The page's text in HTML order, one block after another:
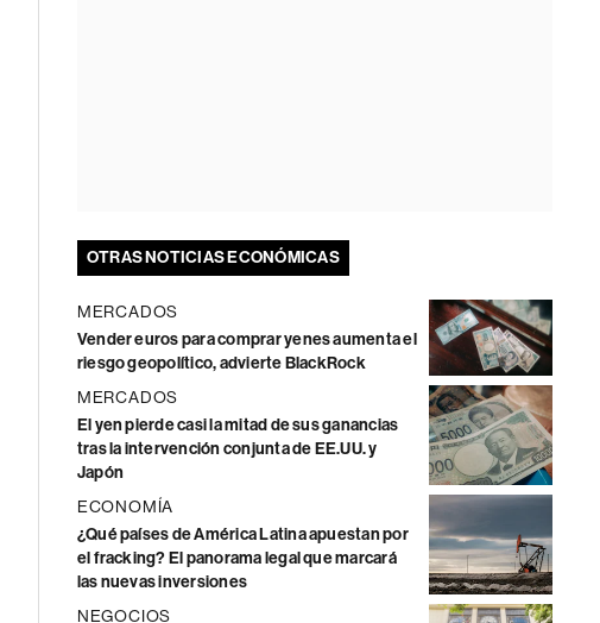
OTRAS NOTICIAS ECONÓMICAS
MERCADOS
Vender euros para comprar yenes aumenta el
riesgo geopolítico, advierte BlackRock
MERCADOS
El yen pierde casi la mitad de sus ganancias
tras la intervención conjunta de EE.UU. y
Japón
ECONOMÍA
¿Qué países de América Latina apuestan por
el fracking? El panorama legal que marcará
las nuevas inversiones
NEGOCIOS